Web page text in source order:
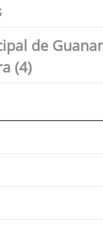
de
(4)